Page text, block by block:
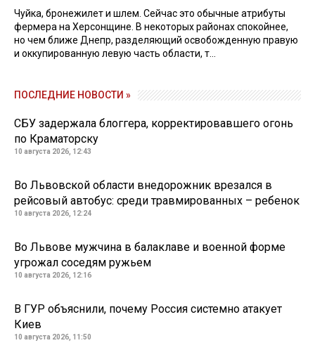
Чуйка, бронежилет и шлем. Сейчас это обычные атрибуты
фермера на Херсонщине. В некоторых районах спокойнее,
но чем ближе Днепр, разделяющий освобожденную правую
и оккупированную левую часть области, т...
ПОСЛЕДНИЕ НОВОСТИ »
СБУ задержала блоггера, корректировавшего огонь
по Краматорску
10 августа 2026, 12:43
Во Львовской области внедорожник врезался в
рейсовый автобус: среди травмированных – ребенок
10 августа 2026, 12:24
Во Львове мужчина в балаклаве и военной форме
угрожал соседям ружьем
10 августа 2026, 12:16
В ГУР объяснили, почему Россия системно атакует
Киев
10 августа 2026, 11:50